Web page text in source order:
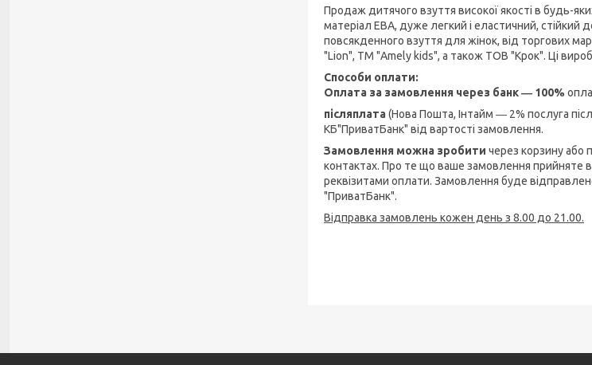
Продаж дитячого взуття високої якості в будь-
матеріал ЕВА, дуже легкий і еластичний,
повсякденного взуття для жінок, від торгових
"Lion", ТМ "Amely kids", а також ТОВ "Крок". Ці
Способи оплати:
Оплата за замовлення через банк ― 100%
післяплата (Нова Пошта, Інтайм ― 2% послуга
КБ"ПриватБанк" від вартості замовлення.
Замовлення можна зробити через корзину або
контактах. Про те що ваше замовлення
реквізитами оплати. Замовлення буде
"ПриватБанк".
Відправка замовлень кожен день з 8.00 до 21.00.